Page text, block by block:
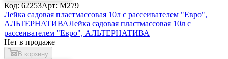
Код: 62253Арт: М279
Лейка садовая пластмассовая 10л с рассеивателем "Евро",
АЛЬТЕРНАТИВАЛейка садовая пластмассовая 10л с
рассеивателем "Евро", АЛЬТЕРНАТИВА
Нет в продаже
В корзину